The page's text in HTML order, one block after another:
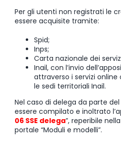
Per gli utenti non registrati le
essere acquisite tramite:
Spid;
Inps;
Carta nazionale dei
Inail, con l’invio
attraverso i servizi
le sedi territoriali Inail.
Nel caso di delega da parte
essere compilato e inoltrato
06 SSE delega”, reperibile
portale “Moduli e modelli”.